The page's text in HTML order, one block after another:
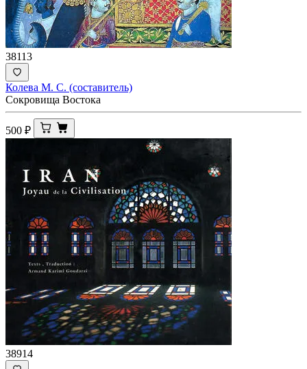
38113
Колева М. С. (составитель)
Сокровища Востока
500 ₽
38914